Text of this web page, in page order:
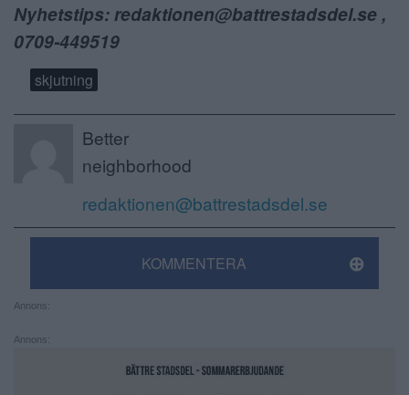
Nyhetstips: redaktionen@battrestadsdel.se ,
0709-449519
skjutning
Better
neighborhood
redaktionen@battrestadsdel.se
KOMMENTERA
Annons:
Annons: